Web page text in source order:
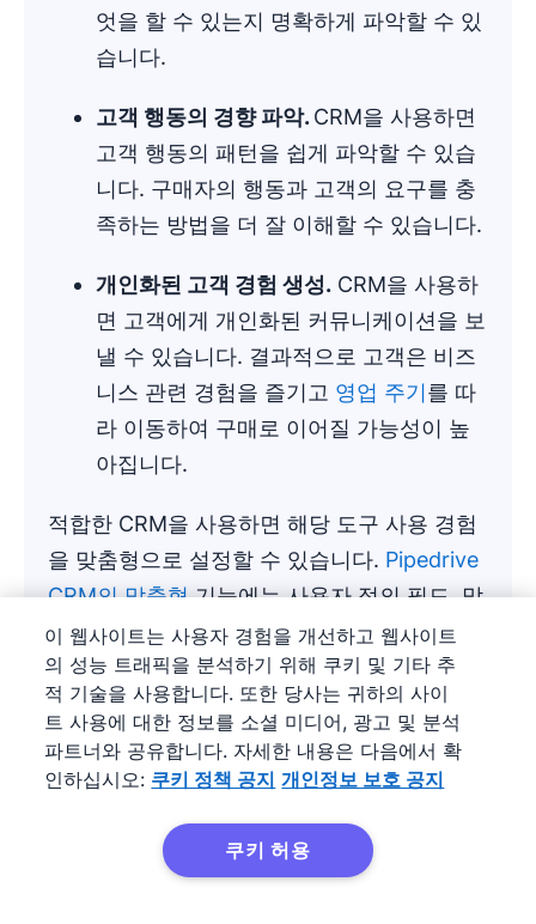
엇을 할 수 있는지 명확하게 파악할 수 있
습니다.
고객 행동의 경향 파악.CRM을 사용하면
고객 행동의 패턴을 쉽게 파악할 수 있습
니다. 구매자의 행동과 고객의 요구를 충
족하는 방법을 더 잘 이해할 수 있습니다.
개인화된 고객 경험 생성. CRM을 사용하
면 고객에게 개인화된 커뮤니케이션을 보
낼 수 있습니다. 결과적으로 고객은 비즈
니스 관련 경험을 즐기고 영업 주기를 따
라 이동하여 구매로 이어질 가능성이 높
아집니다.
적합한 CRM을 사용하면 해당 도구 사용 경험
을 맞춤형으로 설정할 수 있습니다. Pipedrive
CRM의 맞춤형기능에는 사용자 정의 필드, 맞
춤형 대시보드 및 필요에 따라 완전히 조정 가
능한 파이프라인이 포함됩니다.
이 웹사이트는 사용자 경험을 개선하고 웹사이트
의 성능 트래픽을 분석하기 위해 쿠키 및 기타 추
적 기술을 사용합니다. 또한 당사는 귀하의 사이
트 사용에 대한 정보를 소셜 미디어, 광고 및 분석
파트너와 공유합니다. 자세한 내용은 다음에서 확
인하십시오: 쿠키 정책 공지 개인정보 보호 공지
쿠키 허용